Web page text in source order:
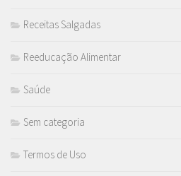
Receitas Salgadas
Reeducação Alimentar
Saúde
Sem categoria
Termos de Uso